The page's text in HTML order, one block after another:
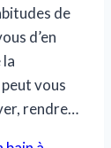
de
d’en
vous
rendre…